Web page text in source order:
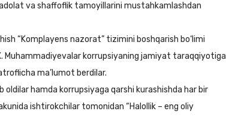
va shaffoflik tamoyillarini mustahkamlashdan
“Komplayens nazorat” tizimini boshqarish bo‘limi
korrupsiyaning jamiyat taraqqiyotiga
ma’lumot berdilar.
hamda korrupsiyaga qarshi kurashishda har bir
ishtirokchilar tomonidan “Halollik – eng oliy